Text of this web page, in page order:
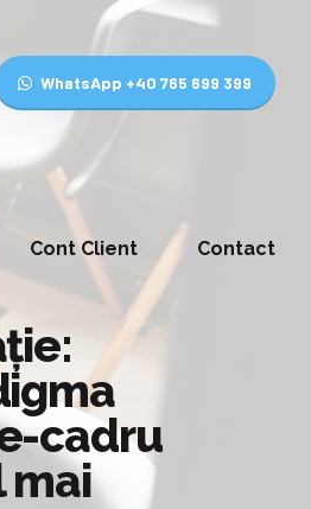
WhatsApp +40 765 699 399
Cont Client Contact
cadru
mai